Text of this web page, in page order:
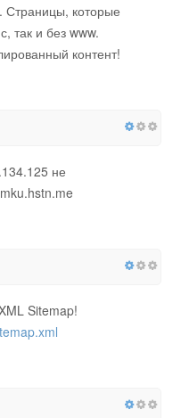
Страницы, которые
так и без www.
контент!
не
Sitemap!